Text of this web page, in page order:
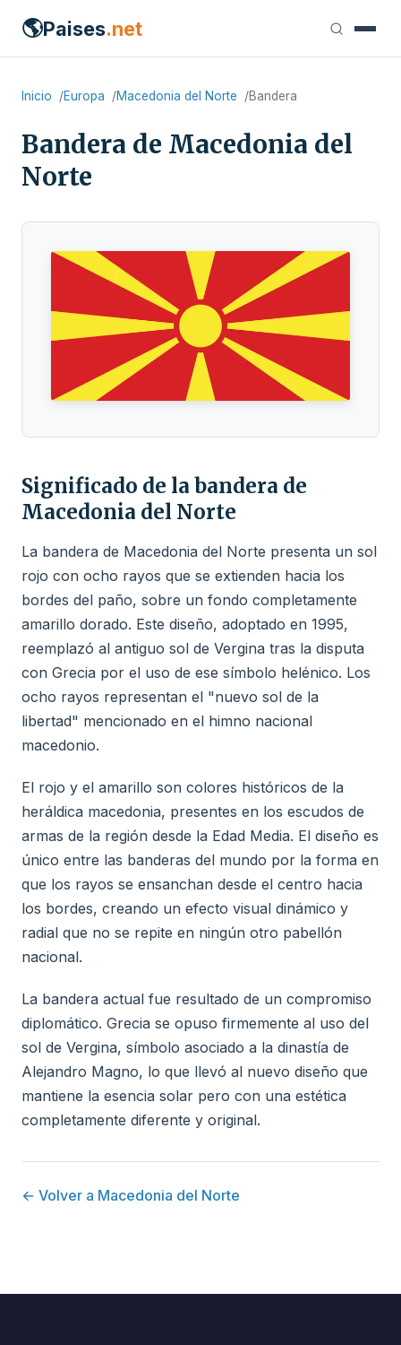
🌎Paises.net
Inicio Europa Macedonia del Norte Bandera
Bandera de Macedonia del
Norte
Significado de la bandera de
Macedonia del Norte
La bandera de Macedonia del Norte presenta un sol
rojo con ocho rayos que se extienden hacia los
bordes del paño, sobre un fondo completamente
amarillo dorado. Este diseño, adoptado en 1995,
reemplazó al antiguo sol de Vergina tras la disputa
con Grecia por el uso de ese símbolo helénico. Los
ocho rayos representan el "nuevo sol de la
libertad" mencionado en el himno nacional
macedonio.
El rojo y el amarillo son colores históricos de la
heráldica macedonia, presentes en los escudos de
armas de la región desde la Edad Media. El diseño es
único entre las banderas del mundo por la forma en
que los rayos se ensanchan desde el centro hacia
los bordes, creando un efecto visual dinámico y
radial que no se repite en ningún otro pabellón
nacional.
La bandera actual fue resultado de un compromiso
diplomático. Grecia se opuso firmemente al uso del
sol de Vergina, símbolo asociado a la dinastía de
Alejandro Magno, lo que llevó al nuevo diseño que
mantiene la esencia solar pero con una estética
completamente diferente y original.
← Volver a Macedonia del Norte